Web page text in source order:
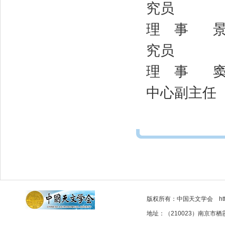
究员
理 事 景
究员
理 事 窦
中心副主任
版权所有：中国天文学会
地址：（210023）南京市